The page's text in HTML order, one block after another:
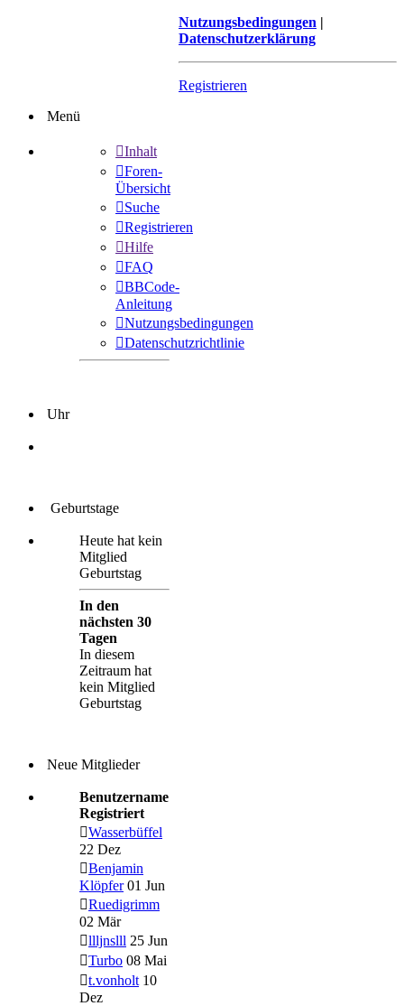
Nutzungsbedingungen |
Datenschutzerklärung
Registrieren
Menü
Inhalt
Foren-
Übersicht
Suche
Registrieren
Hilfe
FAQ
BBCode-
Anleitung
Nutzungsbedingungen
Datenschutzrichtlinie
Uhr
Geburtstage
Heute hat kein
Mitglied
Geburtstag
In den
nächsten 30
Tagen
In diesem
Zeitraum hat
kein Mitglied
Geburtstag
Neue Mitglieder
Benutzername
Registriert
Wasserbüffel
22 Dez
Benjamin
Klöpfer 01 Jun
Ruedigrimm
02 Mär
llljnslll 25 Jun
Turbo 08 Mai
t.vonholt 10
Dez